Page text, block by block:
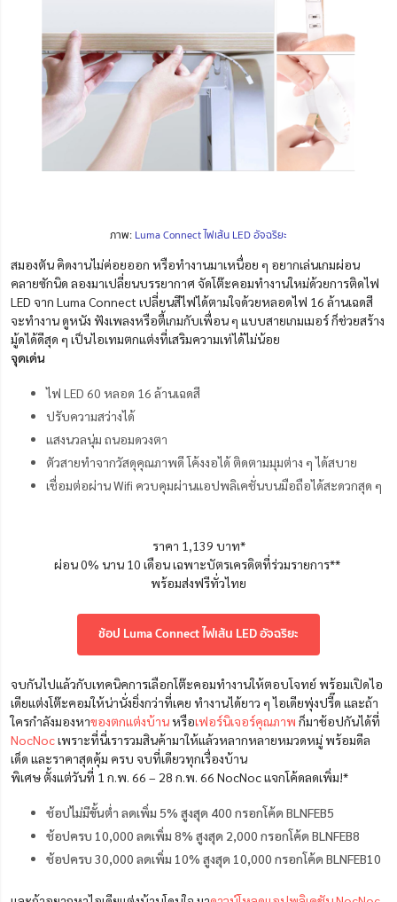
ภาพ: Luma Connect ไฟเส้น LED อัจฉริยะ
สมองตัน คิดงานไม่ค่อยออก หรือทำงานมาเหนื่อย ๆ อยากเล่นเกมผ่อน
คลายซักนิด ลองมาเปลี่ยนบรรยากาศ จัดโต๊ะคอมทำงานใหม่ด้วยการติดไฟ
LED จาก Luma Connect เปลี่ยนสีไฟได้ตามใจด้วยหลอดไฟ 16 ล้านเฉดสี
จะทำงาน ดูหนัง ฟังเพลงหรือตี้เกมกับเพื่อน ๆ แบบสายเกมเมอร์ก็ช่วยสร้าง
มู้ดได้ดีสุด ๆ เป็นไอเทมตกแต่งที่เสริมความเท่ได้ไม่น้อย
จุดเด่น
ไฟ LED 60 หลอด 16 ล้านเฉดสี
ปรับความสว่างได้
แสงนวลนุ่ม ถนอมดวงตา
ตัวสายทำจากวัสดุคุณภาพดี โค้งงอได้ ติดตามมุมต่าง ๆ ได้สบาย
เชื่อมต่อผ่าน Wifi ควบคุมผ่านแอปพลิเคชั่นบนมือถือได้สะดวกสุด ๆ
ราคา 1,139 บาท*
ผ่อน 0% นาน 10 เดือน เฉพาะบัตรเครดิตที่ร่วมรายการ**
พร้อมส่งฟรีทั่วไทย
ช้อป Luma Connect ไฟเส้น LED อัจฉริยะ
จบกันไปแล้วกับเทคนิคการเลือกโต๊ะคอมทำงานให้ตอบโจทย์ พร้อมเปิดไอ
เดียแต่งโต๊ะคอมให้น่านั่งยิ่งกว่าที่เคย ทำงานได้ยาว ๆ ไอเดียพุ่งปรี๊ด และถ้า
ใครกำลังมองหาของตกแต่งบ้านหรือเฟอร์นิเจอร์คุณภาพ ก็มาช้อปกันได้ที่
NocNocเพราะที่นี่เรารวมสินค้ามาให้แล้วหลากหลายหมวดหมู่ พร้อมดีล
เด็ด และราคาสุดคุ้ม ครบ จบที่เดียวทุกเรื่องบ้าน
พิเศษ ตั้งแต่วันที่ 1 ก.พ. 66 – 28 ก.พ. 66 NocNoc แจกโค้ดลดเพิ่ม!*
ช้อปไม่มีขั้นต่ำ ลดเพิ่ม 5% สูงสุด 400 กรอกโค้ด BLNFEB5
ช้อปครบ 10,000 ลดเพิ่ม 8% สูงสุด 2,000 กรอกโค้ด BLNFEB8
ช้อปครบ 30,000 ลดเพิ่ม 10% สูงสุด 10,000 กรอกโค้ด BLNFEB10